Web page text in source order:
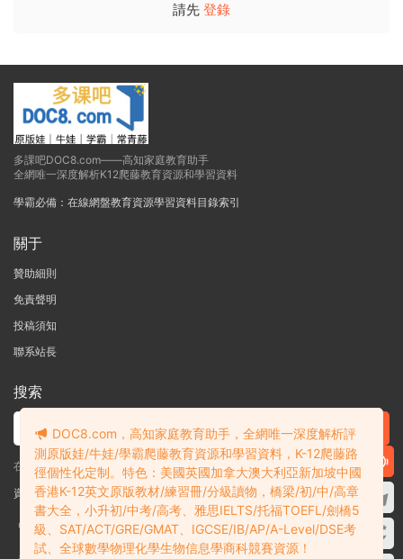
請先 登錄
多課吧DOC8.com——高知家庭教育助手
全網唯一深度解析K12爬藤教育資源和學習資料
學霸必備：在線網盤教育資源學習資料目錄索引
關于
贊助細則
免責聲明
投稿須知
聯系站長
搜索
在線搜索GK-G12海量英文原版教材/章節書/國際考試/學科競賽資料！
資料失效？沒找到需要的？網站意見建議？請提交工單查看我的工單
Copyright © 2004-2026 多課吧DOC8.com 渝ICP備2022004389号-1
渝公
網安備50010502003111号
DOC8.com，高知家庭教育助手，全網唯一深度解析評
測原版娃/牛娃/學霸爬藤教育資源和學習資料，K-12爬藤路
徑個性化定制。特色：美國英國加拿大澳大利亞新加坡中國
香港K-12英文原版教材/練習冊/分級讀物，橋梁/初/中/高章
書大全，小升初/中考/高考、雅思IELTS/托福TOEFL/劍橋5
級、SAT/ACT/GRE/GMAT、IGCSE/IB/AP/A-Level/DSE考
試、全球數學物理化學生物信息學商科競賽資源！